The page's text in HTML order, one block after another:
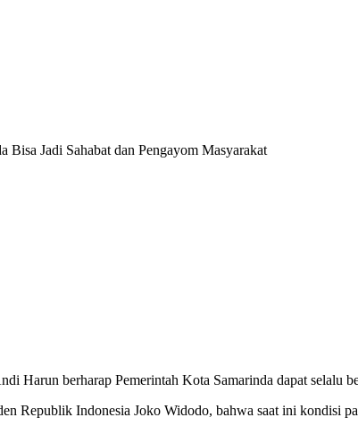
Jadi Sahabat dan Pengayom Masyarakat
Harun berharap Pemerintah Kota Samarinda dapat selalu
Republik Indonesia Joko Widodo, bahwa saat ini kondisi